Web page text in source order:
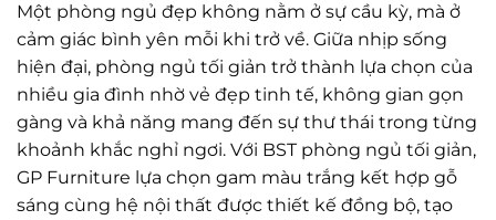
Một phòng ngủ đẹp không nằm ở sự cầu kỳ, mà ở
cảm giác bình yên mỗi khi trở về. Giữa nhịp sống
hiện đại, phòng ngủ tối giản trở thành lựa chọn của
nhiều gia đình nhờ vẻ đẹp tinh tế, không gian gọn
gàng và khả năng mang đến sự thư thái trong từng
khoảnh khắc nghỉ ngơi. Với BST phòng ngủ tối giản,
GP Furniture lựa chọn gam màu trắng kết hợp gỗ
sáng cùng hệ nội thất được thiết kế đồng bộ, tạo